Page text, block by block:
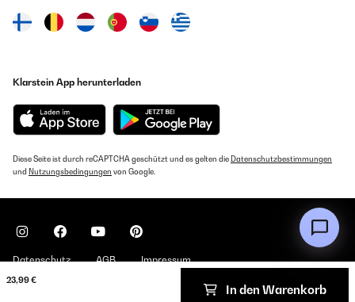
23,99 €
In den Warenkorb
Klarstein App herunterladen
Diese Seite ist durch reCAPTCHA geschützt und es gelten die Datenschutzbestimmungen
und Nutzungsbedingungen von Google.
Datenschutz AGB Impressum
Copyright © 2026 Klarstein. All rights reserved